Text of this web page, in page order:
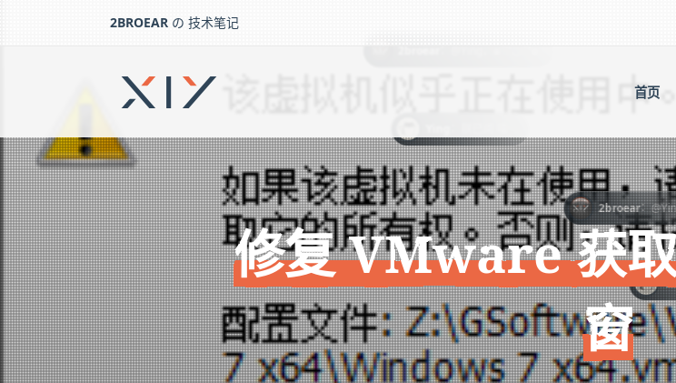
2BROEAR の 技术笔记
下一篇： Proxmark3 PM3 简单入门操作
首页
修复 VMware 获
窗
2broear：@Ying，๑乛◡乛๑
Ying 朕已阅 喵~